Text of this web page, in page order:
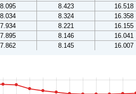
8.095 8.423
16.518
8.034 8.324
16.358
7.934 8.221
16.155
7.895 8.146
16.041
7.862 8.145 16.007